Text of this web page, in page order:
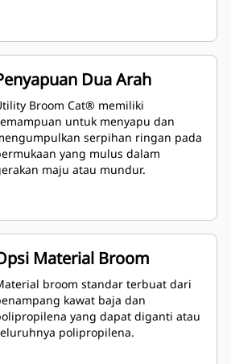
Dua Arah
Broom Cat® memiliki
untuk menyapu dan
serpihan ringan pada
yang mulus dalam
maju atau mundur.
Material Broom
broom standar terbuat dari
kawat baja dan
yang dapat diganti atau
polipropilena.